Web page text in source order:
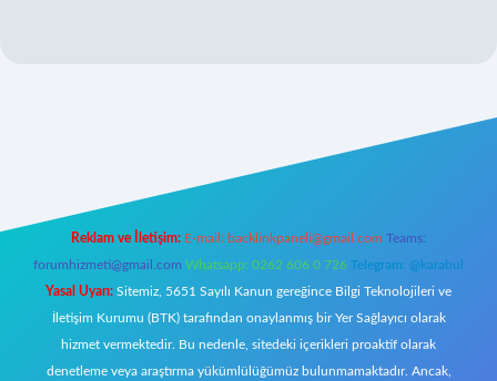
Reklam ve İletişim: E-mail: backlinkpaneli@gmail.com Teams:
forumhizmeti@gmail.com Whatsapp: 0262 606 0 726 Telegram: @karabul
Yasal Uyarı: Sitemiz, 5651 Sayılı Kanun gereğince Bilgi Teknolojileri ve
İletişim Kurumu (BTK) tarafından onaylanmış bir Yer Sağlayıcı olarak
hizmet vermektedir. Bu nedenle, sitedeki içerikleri proaktif olarak
denetleme veya araştırma yükümlülüğümüz bulunmamaktadır. Ancak,